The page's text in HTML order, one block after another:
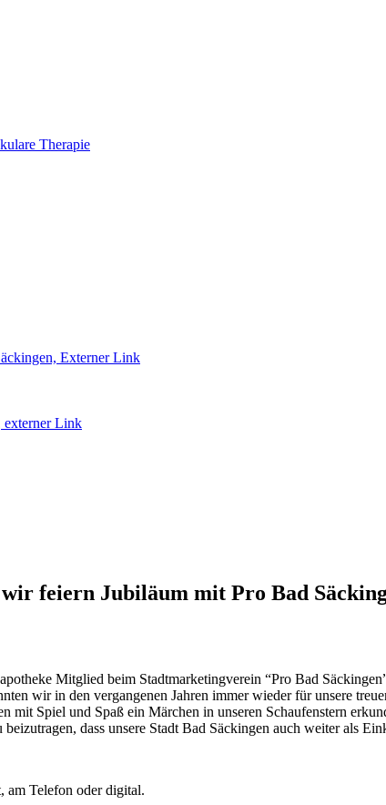
Therapie
Externer Link
externer Link
feiern Jubiläum mit Pro Bad
Mitglied beim Stadtmarketingverein “Pro Bad
wir in den vergangenen Jahren immer wieder für unsere
mit Spiel und Spaß ein Märchen in unseren Schaufenstern
dass unsere Stadt Bad Säckingen auch weiter als
am Telefon oder digital.